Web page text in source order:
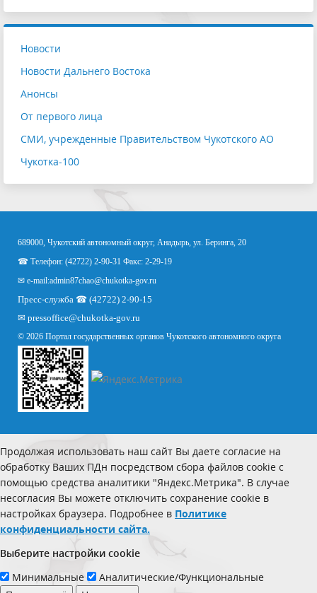
Новости
Новости Дальнего Востока
Анонсы
От первого лица
СМИ, учрежденные Правительством Чукотского АО
Чукотка-100
689000, Чукотский автономный округ, Анадырь, ул. Беринга, 20
☎ Телефон: (42722) 2-90-31 Факс: 2-29-19
✉ e-mail:admin87chao@chukotka-gov.ru
Пресс-служба ☎ (42722) 2-90-15
✉ pressoffice@chukotka-gov.ru
© 2026 Портал государственных органов Чукотского автономного округа
Продолжая использовать наш сайт Вы даете согласие на
обработку Ваших ПДн посредством сбора файлов cookie с
помощью средства аналитики "Яндекс.Метрика". В случае
несогласия Вы можете отключить сохранение cookie в
настройках браузера. Подробнее в Политике
конфиденциальности сайта.
Выберите настройки cookie
Минимальные
Аналитические/Функциональные